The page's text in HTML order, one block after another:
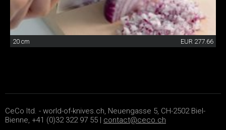
20 cm EUR 277.66
CeCo ltd. - world-of-knives.ch, Neuengasse 5, CH-2502 Biel-
Bienne, +41 (0)32 322 97 55 | contact@ceco.ch